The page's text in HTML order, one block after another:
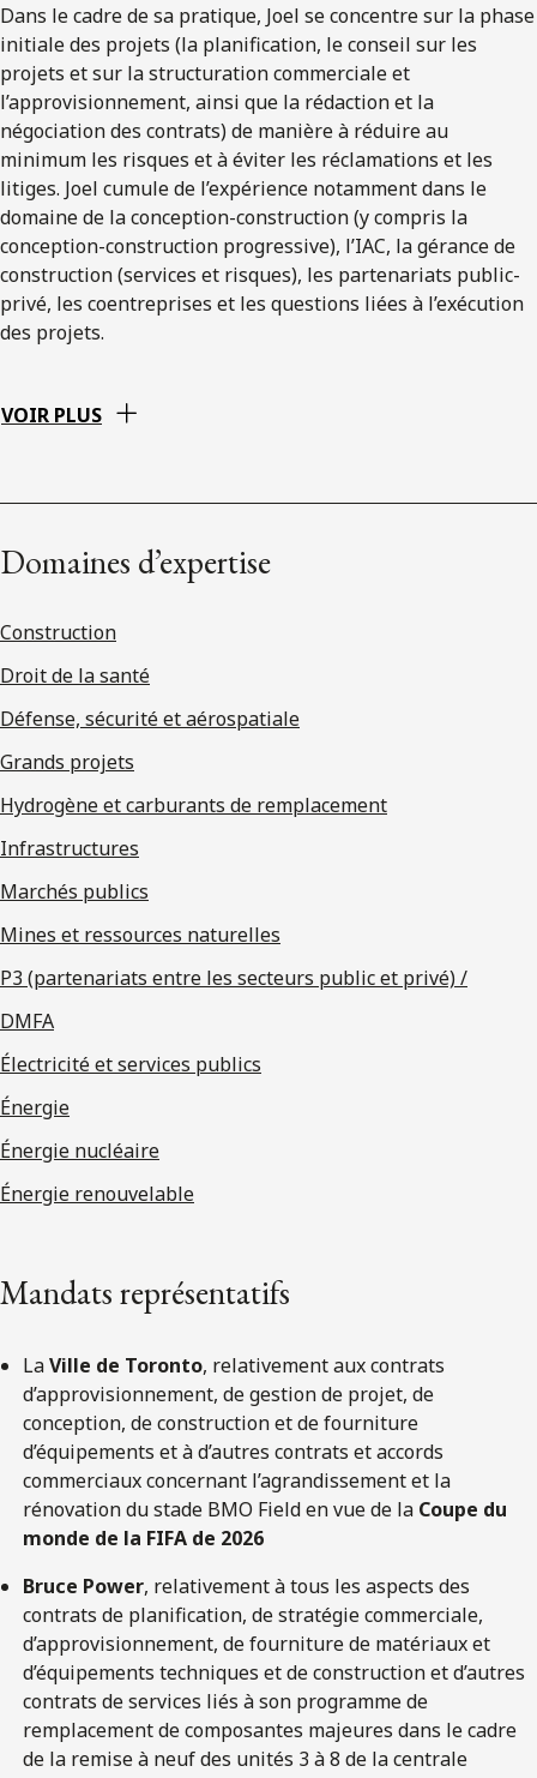
Dans le cadre de sa pratique, Joel se concentre sur la phase
initiale des projets (la planification, le conseil sur les
projets et sur la structuration commerciale et
l’approvisionnement, ainsi que la rédaction et la
négociation des contrats) de manière à réduire au
minimum les risques et à éviter les réclamations et les
litiges. Joel cumule de l’expérience notamment dans le
domaine de la conception-construction (y compris la
conception-construction progressive), l’IAC, la gérance de
construction (services et risques), les partenariats public-
privé, les coentreprises et les questions liées à l’exécution
des projets.
VOIR PLUS
Domaines d’expertise
Construction
Droit de la santé
Défense, sécurité et aérospatiale
Grands projets
Hydrogène et carburants de remplacement
Infrastructures
Marchés publics
Mines et ressources naturelles
P3 (partenariats entre les secteurs public et privé) /
DMFA
Électricité et services publics
Énergie
Énergie nucléaire
Énergie renouvelable
Mandats représentatifs
LaVille de Toronto, relativement aux contrats
d’approvisionnement, de gestion de projet, de
conception, de construction et de fourniture
d’équipements et à d’autres contrats et accords
commerciaux concernant l’agrandissement et la
rénovation du stade BMO Field en vue de la Coupe du
monde de la FIFA de 2026
Bruce Power, relativement à tous les aspects des
contrats de planification, de stratégie commerciale,
d’approvisionnement, de fourniture de matériaux et
d’équipements techniques et de construction et d’autres
contrats de services liés à son programme de
remplacement de composantes majeures dans le cadre
de la remise à neuf des unités 3 à 8 de la centrale